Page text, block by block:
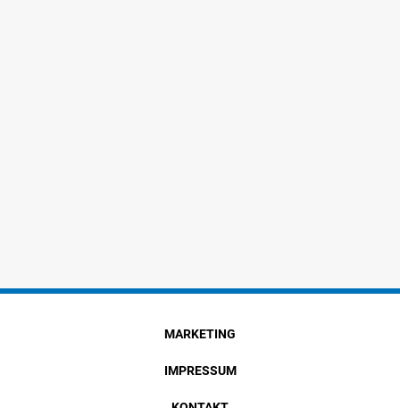
MARKETING
IMPRESSUM